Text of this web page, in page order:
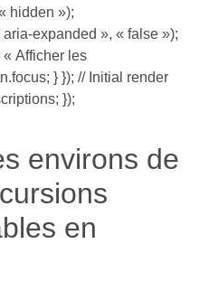
hidden »);
expanded », « false »);
Afficher les
} }); // Initial render
});
environs de
en